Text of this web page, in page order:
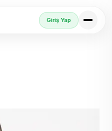
Giriş Yap